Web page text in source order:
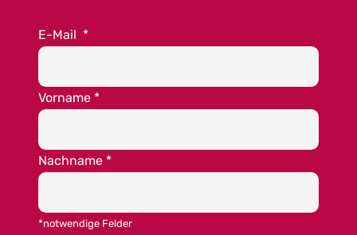
E-Mail *
Vorname *
Nachname *
*notwendige Felder